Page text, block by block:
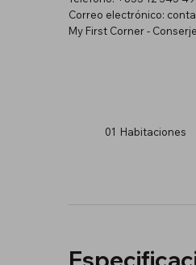
Correo electrónico:
My First Corner -
01 Habitaciones